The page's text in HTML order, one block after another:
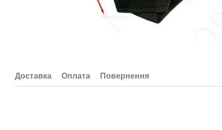
Доставка Оплата Повернення